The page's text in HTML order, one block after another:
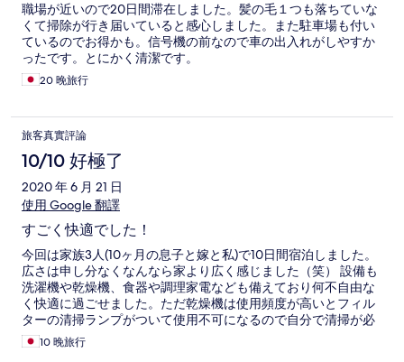
職場が近いので20日間滞在しました。髪の毛１つも落ちていな
くて掃除が行き届いていると感心しました。また駐車場も付い
ているのでお得かも。信号機の前なので車の出入れがしやすか
ったです。とにかく清潔です。
20 晚旅行
旅客真實評論
10/10 好極了
2020 年 6 月 21 日
使用 Google 翻譯
すごく快適でした！
今回は家族3人(10ヶ月の息子と嫁と私)で10日間宿泊しました。
広さは申し分なくなんなら家より広く感じました（笑） 設備も
洗濯機や乾燥機、食器や調理家電なども備えており何不自由な
く快適に過ごせました。ただ乾燥機は使用頻度が高いとフィル
ターの清掃ランプがついて使用不可になるので自分で清掃が必
要でしたがそれ以外は普通に生活できるレベルです。 県外から
親などが来る際はぜひとも紹介したいと思います(^^)
10 晚旅行